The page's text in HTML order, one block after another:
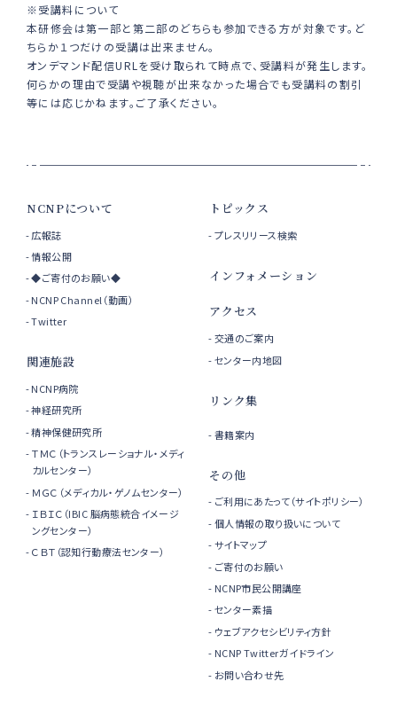
※受講料について
本研修会は第一部と第二部のどちらも参加できる方が対象です。ど
ちらか１つだけの受講は出来ません。
オンデマンド配信URLを受け取られて時点で、受講料が発生します。
何らかの理由で受講や視聴が出来なかった場合でも受講料の割引
等には応じかねます。ご了承ください。
NCNPについて
広報誌
情報公開
◆ご寄付のお願い◆
NCNP Channel（動画）
Twitter
関連施設
NCNP病院
神経研究所
精神保健研究所
ＴＭＣ（トランスレーショナル・メディ
カルセンター）
ＭＧＣ（メディカル・ゲノムセンター）
ＩＢＩＣ（IBIC 脳病態統合イメージ
ングセンター）
ＣＢＴ（認知行動療法センター）
トピックス
プレスリリース検索
インフォメーション
アクセス
交通のご案内
センター内地図
リンク集
書籍案内
その他
ご利用にあたって（サイトポリシー）
個人情報の取り扱いについて
サイトマップ
ご寄付のお願い
NCNP市民公開講座
センター素描
ウェブアクセシビリティ方針
NCNP Twitterガイドライン
お問い合わせ先